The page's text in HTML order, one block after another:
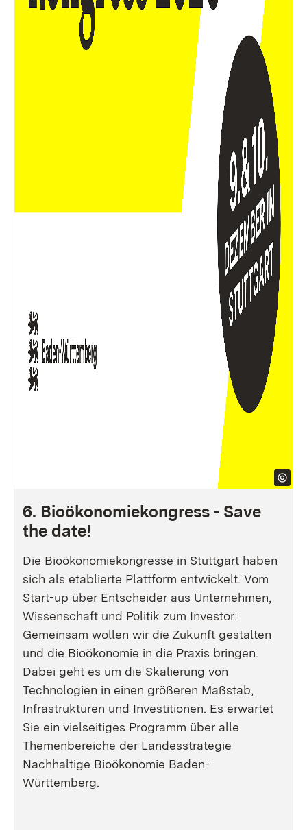
6. Bioökonomiekongress - Save
the date!
Die Bioökonomiekongresse in Stuttgart haben
sich als etablierte Plattform entwickelt. Vom
Start-up über Entscheider aus Unternehmen,
Wissenschaft und Politik zum Investor:
Gemeinsam wollen wir die Zukunft gestalten
und die Bioökonomie in die Praxis bringen.
Dabei geht es um die Skalierung von
Technologien in einen größeren Maßstab,
Infrastrukturen und Investitionen. Es erwartet
Sie ein vielseitiges Programm über alle
Themenbereiche der Landesstrategie
Nachhaltige Bioökonomie Baden-
Württemberg.